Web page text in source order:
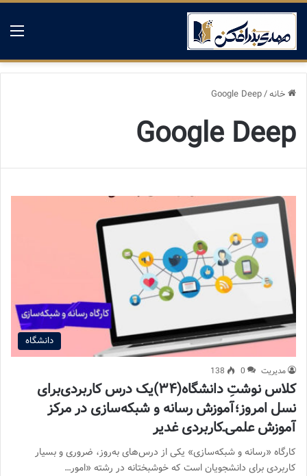
خانه/
Google Deep
Google Deep
دانشگاه
مدیریت 0
138
کلاس نوشتِ دانشگاه(۳۴)یک درس کاربردی‌برای
نسل امروز؛آموزش رسانه و شبکه‌سازی در مرکز
آموزش علمی‌ـ‌کاربردی غدیر
کارگاه «رسانه و شبکه‌سازی» یکی از درس‌های به‌روز، ضروری و بسیار
کاربردی برای دانشجویان است که خوشبختانه در رشته «امور…